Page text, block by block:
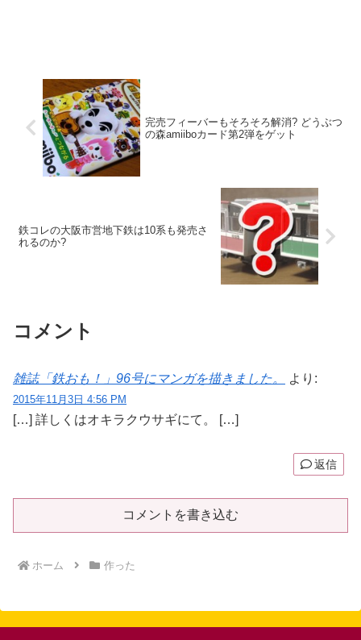
完売フィーバーもそろそろ解消? どうぶつ
の森amiiboカード第2弾をゲット
鉄コレの大阪市営地下鉄は10系も発売さ
れるのか?
コメント
雑誌「鉄おも！」96号にマンガを描きました。 より:
2015年11月3日 4:56 PM
[…] 詳しくはオキラクウサギにて。 […]
返信
コメントを書き込む
ホーム 作った